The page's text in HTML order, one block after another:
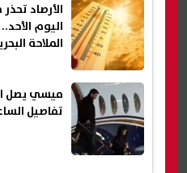
الأرصاد
اليوم
الملاحة
ميسي يصل
تفاصيل